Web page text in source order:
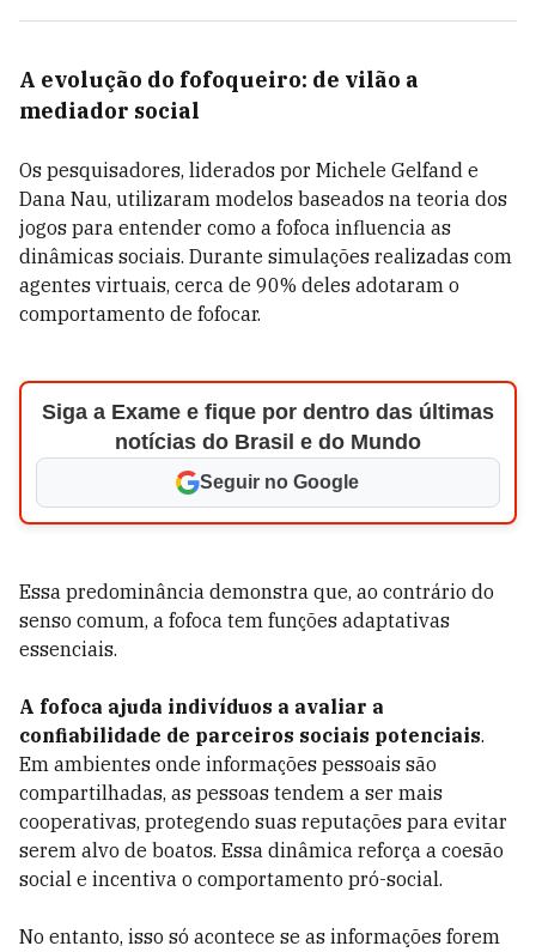
A evolução do fofoqueiro: de vilão a
mediador social
Os pesquisadores, liderados por Michele Gelfand e
Dana Nau, utilizaram modelos baseados na teoria dos
jogos para entender como a fofoca influencia as
dinâmicas sociais. Durante simulações realizadas com
agentes virtuais, cerca de 90% deles adotaram o
comportamento de fofocar.
Siga a Exame e fique por dentro das últimas
notícias do Brasil e do Mundo
Seguir no Google
Essa predominância demonstra que, ao contrário do
senso comum, a fofoca tem funções adaptativas
essenciais.
A fofoca ajuda indivíduos a avaliar a
confiabilidade de parceiros sociais potenciais.
Em ambientes onde informações pessoais são
compartilhadas, as pessoas tendem a ser mais
cooperativas, protegendo suas reputações para evitar
serem alvo de boatos. Essa dinâmica reforça a coesão
social e incentiva o comportamento pró-social.
No entanto, isso só acontece se as informações forem